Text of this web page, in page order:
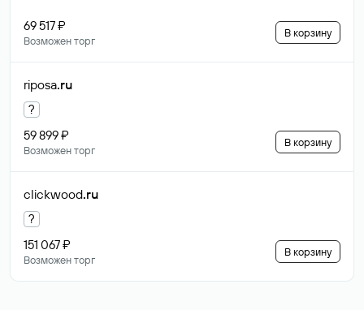
69 517 ₽
Возможен торг
В корзину
riposa.ru
?
59 899 ₽
Возможен торг
В корзину
clickwood.ru
?
151 067 ₽
Возможен торг
В корзину